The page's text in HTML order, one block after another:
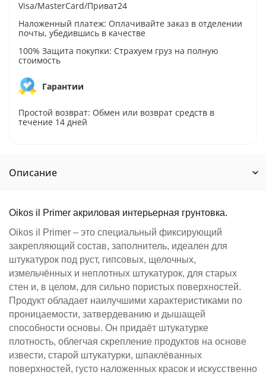
Visa/MasterCard/Приват24
Наложенный платеж: Оплачивайте заказ в отделении
почты, убедившись в качестве
100% Защита покупки: Страхуем груз на полную
стоимость
Гарантии
Простой возврат: Обмен или возврат средств в
течение 14 дней
Описание
Oikos il Primer акриловая интерьерная грунтовка.
Oikos il Primer – это специальный фиксирующий
закрепляющий состав, заполнитель, идеален для
штукатурок под руст, гипсовых, щелочных,
измельчённых и неплотных штукатурок, для старых
стен и, в целом, для сильно пористых поверхностей.
Продукт обладает наилучшими характеристиками по
проницаемости, затвердеванию и дышащей
способности основы. Он придаёт штукатурке
плотность, облегчая скрепление продуктов на основе
извести, старой штукатурки, шпаклёванных
поверхностей, густо наложенных красок и искусственно